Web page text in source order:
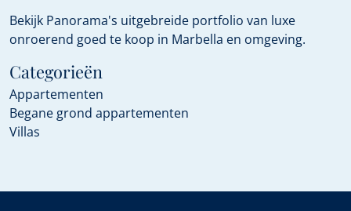
Bekijk Panorama's uitgebreide portfolio van luxe
onroerend goed te koop in Marbella en omgeving.
Categorieën
Appartementen
Begane grond appartementen
Villas